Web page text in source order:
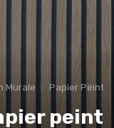
Murale Papier Peint
peint